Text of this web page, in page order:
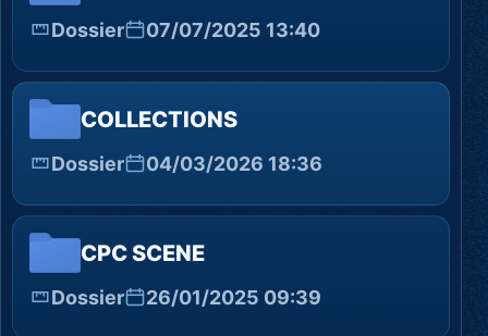
Dossier 07/07/2025 13:40
COLLECTIONS
Dossier 04/03/2026 18:36
CPC SCENE
Dossier 26/01/2025 09:39